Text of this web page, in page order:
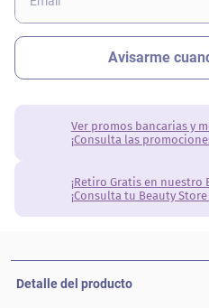
Ver promos bancarias y
¡Consulta las
¡Retiro Gratis en nuestro
¡Consulta tu Beauty
Detalle del producto